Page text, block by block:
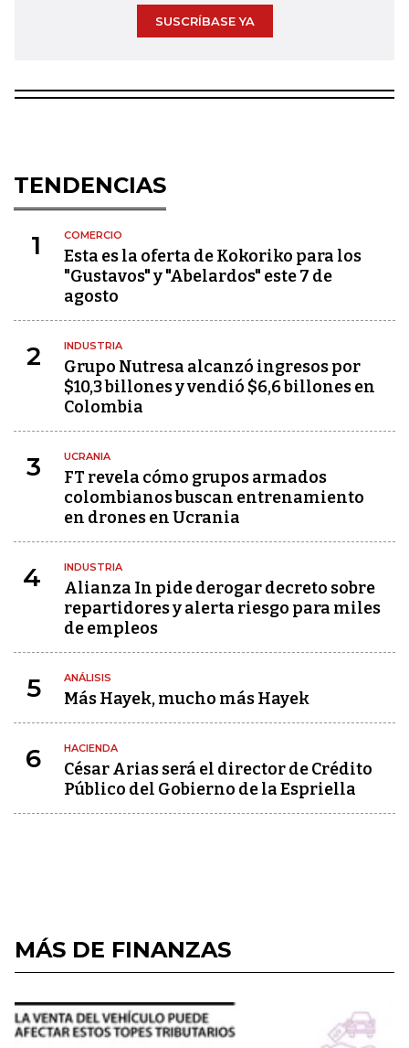
SUSCRÍBASE YA
TENDENCIAS
1 COMERCIO
Esta es la oferta de Kokoriko para los
"Gustavos" y "Abelardos" este 7 de
agosto
2 INDUSTRIA
Grupo Nutresa alcanzó ingresos por
$10,3 billones y vendió $6,6 billones en
Colombia
3 UCRANIA
FT revela cómo grupos armados
colombianos buscan entrenamiento
en drones en Ucrania
4 INDUSTRIA
Alianza In pide derogar decreto sobre
repartidores y alerta riesgo para miles
de empleos
5 ANÁLISIS
Más Hayek, mucho más Hayek
6 HACIENDA
César Arias será el director de Crédito
Público del Gobierno de la Espriella
MÁS DE FINANZAS